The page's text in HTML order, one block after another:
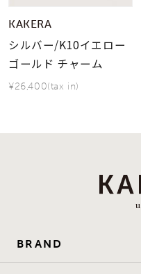
KAKERA
シルバー/K10イエロー
ゴールド チャーム
¥26,400(tax in)
BRAND